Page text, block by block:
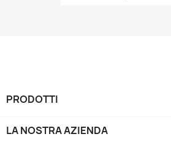
PRODOTTI
LA NOSTRA AZIENDA